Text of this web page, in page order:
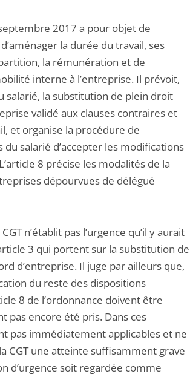
2017 a pour objet de
la durée du travail, ses
la rémunération et de
interne à l’entreprise. Il prévoit,
salarié, la substitution de plein droit
validé aux clauses contraires et
et organise la procédure de
salarié d’accepter les modifications
8 précise les modalités de la
dépourvues de délégué
n’établit pas l’urgence qu’il y aurait
3 qui portent sur la substitution de
d’entreprise. Il juge par ailleurs que,
du reste des dispositions
8 de l’ordonnance doivent être
pas encore été pris. Dans ces
pas immédiatement applicables et ne
CGT une atteinte suffisamment grave
d’urgence soit regardée comme